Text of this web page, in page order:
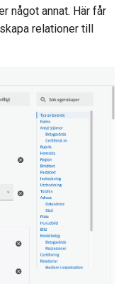
något annat. Här får
relationer till